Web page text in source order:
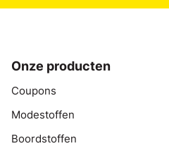
Onze producten
Coupons
Modestoffen
Boordstoffen